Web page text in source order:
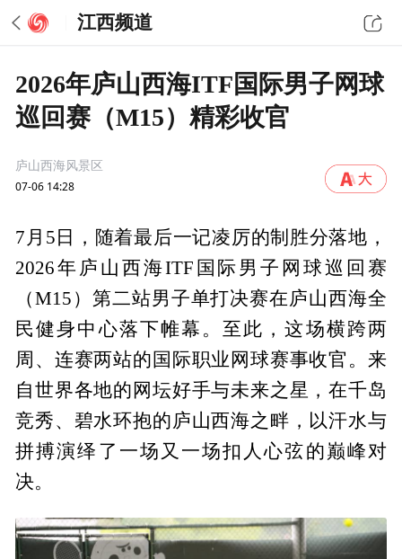
江西频道
2026年庐山西海ITF国际男子网球
巡回赛（M15）精彩收官
庐山西海风景区
07-06 14:28
7月5日，随着最后一记凌厉的制胜分落地，
2026年庐山西海ITF国际男子网球巡回赛
（M15）第二站男子单打决赛在庐山西海全
民健身中心落下帷幕。至此，这场横跨两
周、连赛两站的国际职业网球赛事收官。来
自世界各地的网坛好手与未来之星，在千岛
竞秀、碧水环抱的庐山西海之畔，以汗水与
拼搏演绎了一场又一场扣人心弦的巅峰对
决。